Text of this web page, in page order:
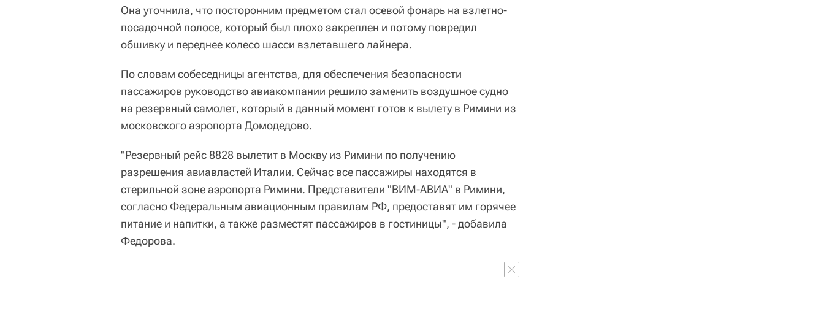
Она уточнила, что посторонним предметом стал осевой фонарь на взлетно-
посадочной полосе, который был плохо закреплен и потому повредил
обшивку и переднее колесо шасси взлетавшего лайнера.
По словам собеседницы агентства, для обеспечения безопасности
пассажиров руководство авиакомпании решило заменить воздушное судно
на резервный самолет, который в данный момент готов к вылету в Римини из
московского аэропорта Домодедово.
"Резервный рейс 8828 вылетит в Москву из Римини по получению
разрешения авиавластей Италии. Сейчас все пассажиры находятся в
стерильной зоне аэропорта Римини. Представители "ВИМ-АВИА" в Римини,
согласно Федеральным авиационным правилам РФ, предоставят им горячее
питание и напитки, а также разместят пассажиров в гостиницы", - добавила
Федорова.